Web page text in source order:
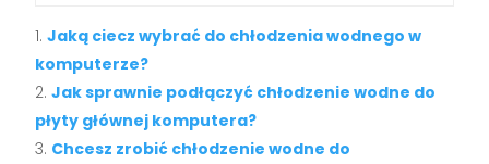
Jaką ciecz wybrać do chłodzenia wodnego w
komputerze?
Jak sprawnie podłączyć chłodzenie wodne do
płyty głównej komputera?
Chcesz zrobić chłodzenie wodne do